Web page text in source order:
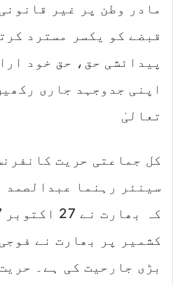
مادر وطن پر غیر
قبضے کو یکسر مسترد
پیدائشی حق، حق خود
اپنی جدوجہد جاری
تعالیٰ
کل جماعتی حریت
سینئر رہنما عبدالصمد
کشمیر پر بھارت نے
بڑی جارحیت کی ہے۔